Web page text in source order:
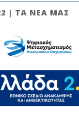
| ΤΑ ΝΕΑ ΜΑΣ